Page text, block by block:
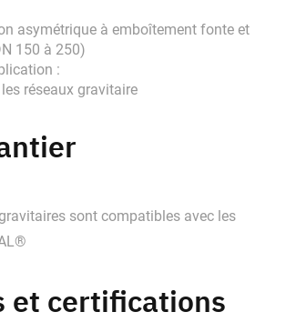
asymétrique à emboîtement fonte et
150 à 250)
:
réseaux gravitaire
sont compatibles avec les
et certifications